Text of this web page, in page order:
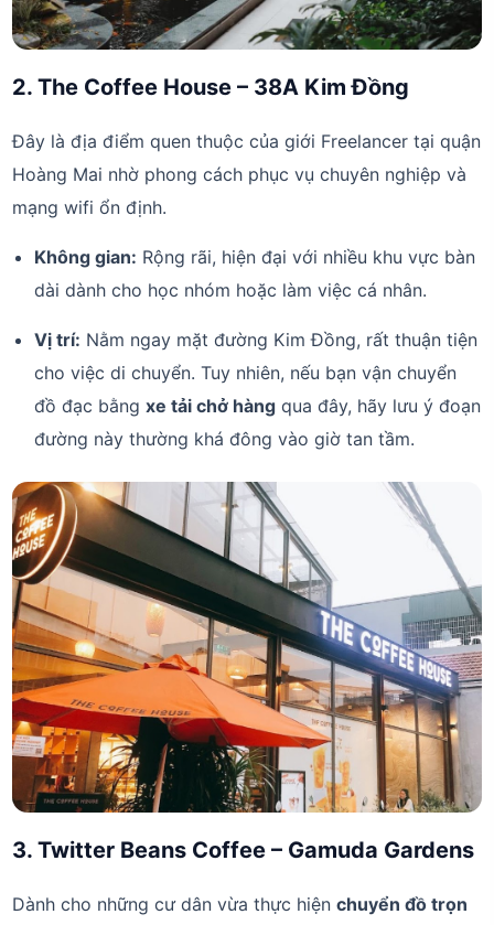
2. The Coffee House – 38A Kim Đồng
Đây là địa điểm quen thuộc của giới Freelancer tại quận
Hoàng Mai nhờ phong cách phục vụ chuyên nghiệp và
mạng wifi ổn định.
Không gian: Rộng rãi, hiện đại với nhiều khu vực bàn
dài dành cho học nhóm hoặc làm việc cá nhân.
Vị trí: Nằm ngay mặt đường Kim Đồng, rất thuận tiện
cho việc di chuyển. Tuy nhiên, nếu bạn vận chuyển
đồ đạc bằngxe tải chở hàng qua đây, hãy lưu ý đoạn
đường này thường khá đông vào giờ tan tầm.
3. Twitter Beans Coffee – Gamuda Gardens
Dành cho những cư dân vừa thực hiệnchuyển đồ trọn